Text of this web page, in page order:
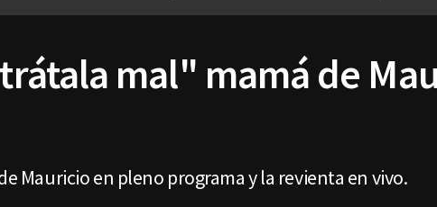
mal" mamá de
Mauricio en pleno programa y la revienta en vivo.